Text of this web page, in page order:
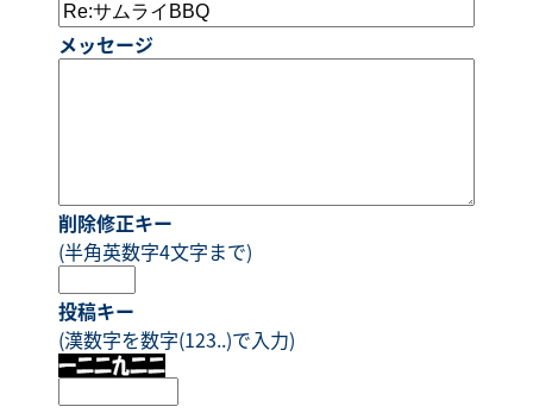
メッセージ
削除修正キー
(半角英数字4文字まで)
投稿キー
(漢数字を数字(123..)で入力)